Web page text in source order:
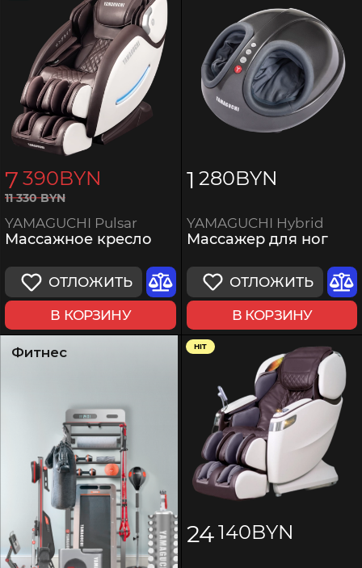
7 390BYN
11 330BYN
YAMAGUCHI Pulsar
Массажное кресло
ОТЛОЖИТЬ
В КОРЗИНУ
1 280BYN
YAMAGUCHI Hybrid
Массажер для ног
ОТЛОЖИТЬ
В КОРЗИНУ
Фитнес HIT
24 140BYN